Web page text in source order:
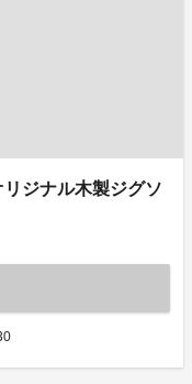
ジナル木製ジグソ